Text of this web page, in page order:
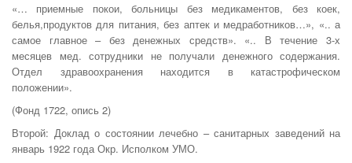
«… приемные покои, больницы без медикаментов, без коек,
белья,продуктов для питания, без аптек и медработников…», «.. а
самое главное – без денежных средств». «.. В течение 3-х
месяцев мед. сотрудники не получали денежного содержания.
Отдел здравоохранения находится в катастрофическом
положении».
(Фонд 1722, опись 2)
Второй: Доклад о состоянии лечебно – санитарных заведений на
январь 1922 года Окр. Исполком УМО.